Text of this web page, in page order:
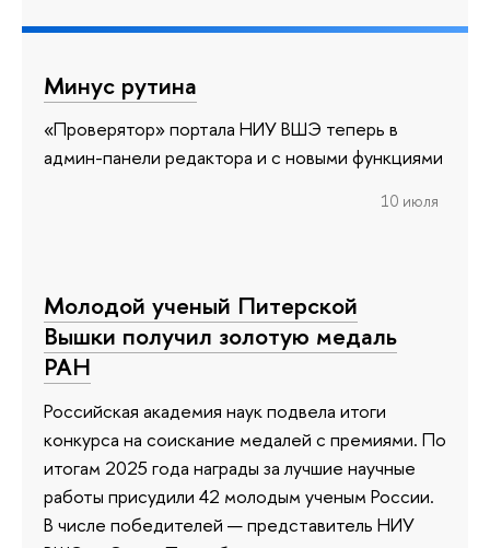
Минус рутина
«Проверятор» портала НИУ ВШЭ теперь в
админ-панели редактора и с новыми функциями
10 июля
Молодой ученый Питерской
Вышки получил золотую медаль
РАН
Российская академия наук подвела итоги
конкурса на соискание медалей с премиями. По
итогам 2025 года награды за лучшие научные
работы присудили 42 молодым ученым России.
В числе победителей — представитель НИУ